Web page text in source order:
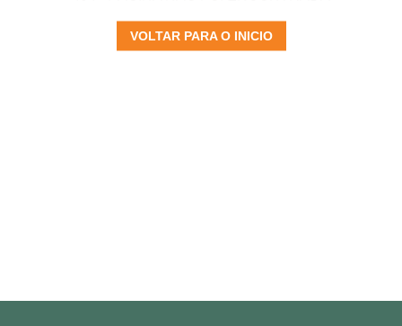
VOLTAR PARA O INICIO